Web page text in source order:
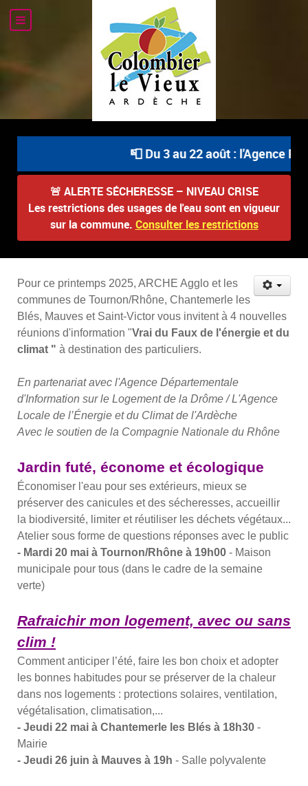
📮 Du 3 au 22 août : l'Agence
🚨 ALERTE SÉCHERESSE – NIVEAU CRISE
Les restrictions des usages de l'eau sont en vigueur
sur la commune. Consulter les restrictions
Pour ce printemps 2025, ARCHE Agglo et les
communes de Tournon/Rhône, Chantemerle les
Blés, Mauves et Saint-Victor vous invitent à 4 nouvelles
réunions d'information "Vrai du Faux de l'énergie et du
climat " à destination des particuliers.
En partenariat avec l'Agence Départementale
d'Information sur le Logement de la Drôme / L'Agence
Locale de l’Énergie etdu Climat de l'Ardèche
Avec le soutien de la Compagnie Nationale du Rhône
Jardin futé, économe et écologique
Économiser l'eau pour ses extérieurs, mieux se
préserver des canicules et des sécheresses, accueillir
la biodiversité, limiter et réutiliser les déchets végétaux...
Atelier sous forme de questions réponses avec le public
- Mardi 20 mai à Tournon/Rhône à 19h00 - Maison
municipale pour tous (dans le cadre de la semaine
verte)
Rafraichir mon logement, avec ou sans
clim !
Comment anticiper l’été, faire les bon choix et adopter
les bonnes habitudes pour se préserver de la chaleur
dans nos logements : protections solaires, ventilation,
végétalisation, climatisation,...
- Jeudi 22 mai à Chantemerle les Blés à 18h30 -
Mairie
- Jeudi 26 juin à Mauves à 19h - Salle polyvalente